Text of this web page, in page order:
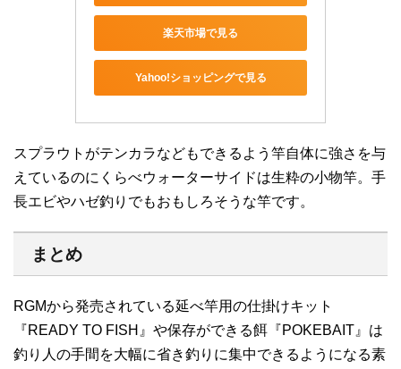
楽天市場で見る
Yahoo!ショッピングで見る
スプラウトがテンカラなどもできるよう竿自体に強さを与
えているのにくらべウォーターサイドは生粋の小物竿。手
長エビやハゼ釣りでもおもしろそうな竿です。
まとめ
RGMから発売されている延べ竿用の仕掛けキット
『READY TO FISH』や保存ができる餌『POKEBAIT』は
釣り人の手間を大幅に省き釣りに集中できるようになる素